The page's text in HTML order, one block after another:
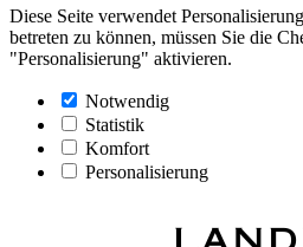
Diese Seite verwendet
betreten zu können, müssen Sie die
"Personalisierung" aktivieren.
Notwendig
Statistik
Komfort
Personalisierung